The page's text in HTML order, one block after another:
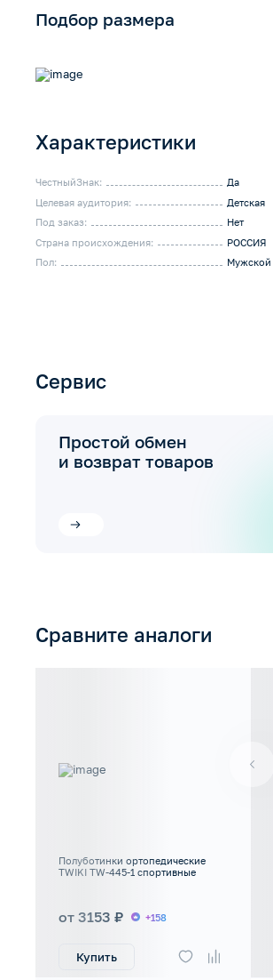
Подбор размера
Характеристики
ЧестныйЗнак:
Да
Целевая аудитория:
Детская
Под заказ:
Нет
Страна происхождения:
РОССИЯ
Пол:
Мужской
Сервис
Простой обмен
и возврат товаров
Сравните аналоги
Полуботинки ортопедические
TWIKI TW-445-1 спортивные
от 3153 ₽ +158
Купить